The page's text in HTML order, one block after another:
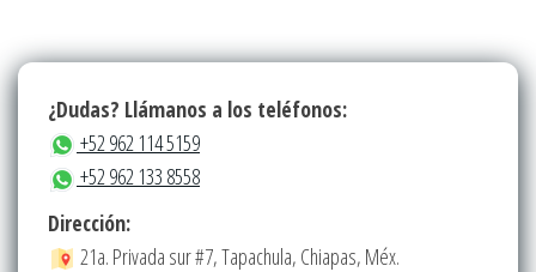
¿Dudas? Llámanos a los teléfonos:
+52 962 114 5159
+52 962 133 8558
Dirección:
21a. Privada sur #7, Tapachula, Chiapas, Méx.